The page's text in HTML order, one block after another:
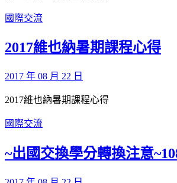
國際交流
2017維也納暑期課程心得
2017 年 08 月 22 日
2017維也納暑期課程心得
國際交流
~出國交換學分轉換注意